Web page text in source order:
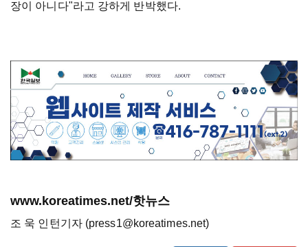
장이 아니다"라고 강하게 반박했다.
www.koreatimes.net/핫뉴스
조 욱 인턴기자 (press1@koreatimes.net)